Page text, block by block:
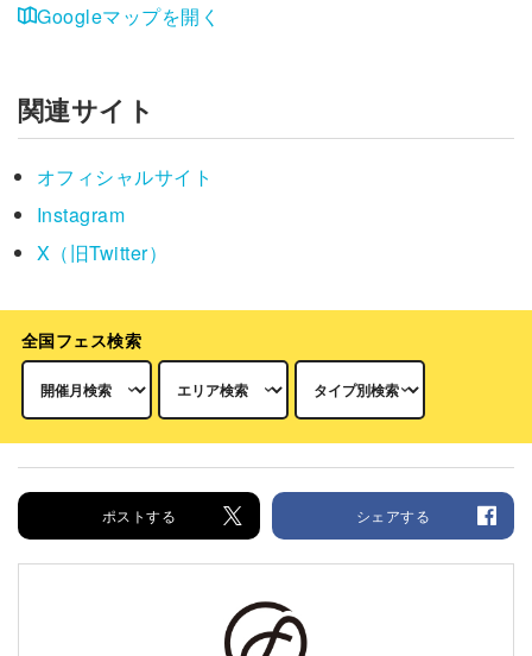
Googleマップを開く
関連サイト
オフィシャルサイト
Instagram
X（旧Twitter）
全国フェス検索
ポストする シェアする